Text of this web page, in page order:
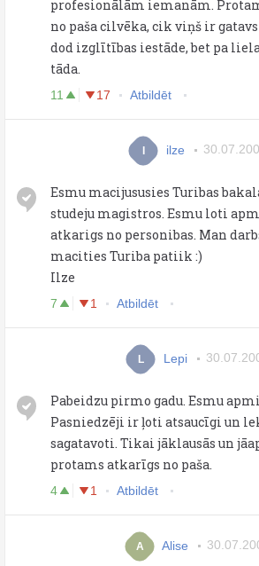
profesionālām iemanām.
no paša cilvēka, cik viņš ir
dod izglītības iestāde, bet pa
tāda.
11 17 Atbildēt
I ilze
Esmu macijususies Turibas
studeju magistros. Esmu loti
atkarigs no personibas. Man
macities Turiba patiik :)
Ilze
7 1 Atbildēt
L Lepi
Pabeidzu pirmo gadu. Esmu
Pasniedzēji ir ļoti atsaucīgi un
sagatavoti. Tikai jāklausās un
protams atkarīgs no paša.
4 1 Atbildēt
A Alise